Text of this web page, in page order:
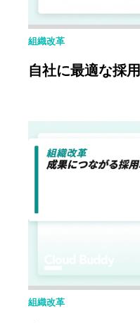
組織改革
自社に最適な採
組織改革